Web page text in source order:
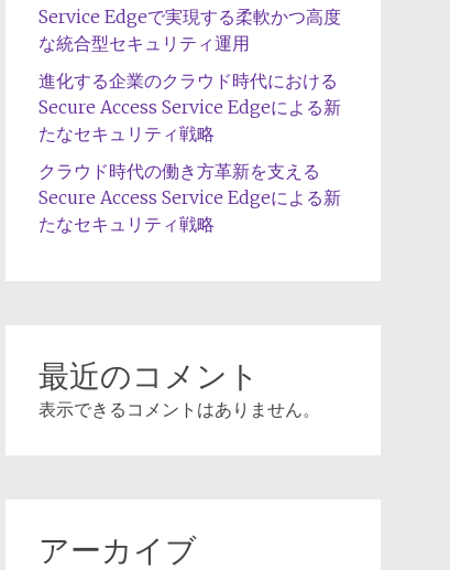
Service Edgeで実現する柔軟かつ高度
な統合型セキュリティ運用
進化する企業のクラウド時代における
Secure Access Service Edgeによる新
たなセキュリティ戦略
クラウド時代の働き方革新を支える
Secure Access Service Edgeによる新
たなセキュリティ戦略
最近のコメント
表示できるコメントはありません。
アーカイブ